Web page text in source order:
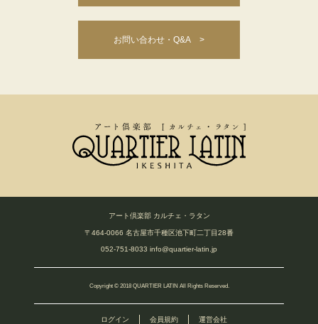
お問い合わせ・Q&A >
アート倶楽部 カルチェ・ラタン
〒464-0066 名古屋市千種区池下町二丁目28番
052-751-8033 info@quartier-latin.jp
ログイン 会員規約 運営会社
Copyright © 2018 QUARTIER LATIN All Rights Reserved.